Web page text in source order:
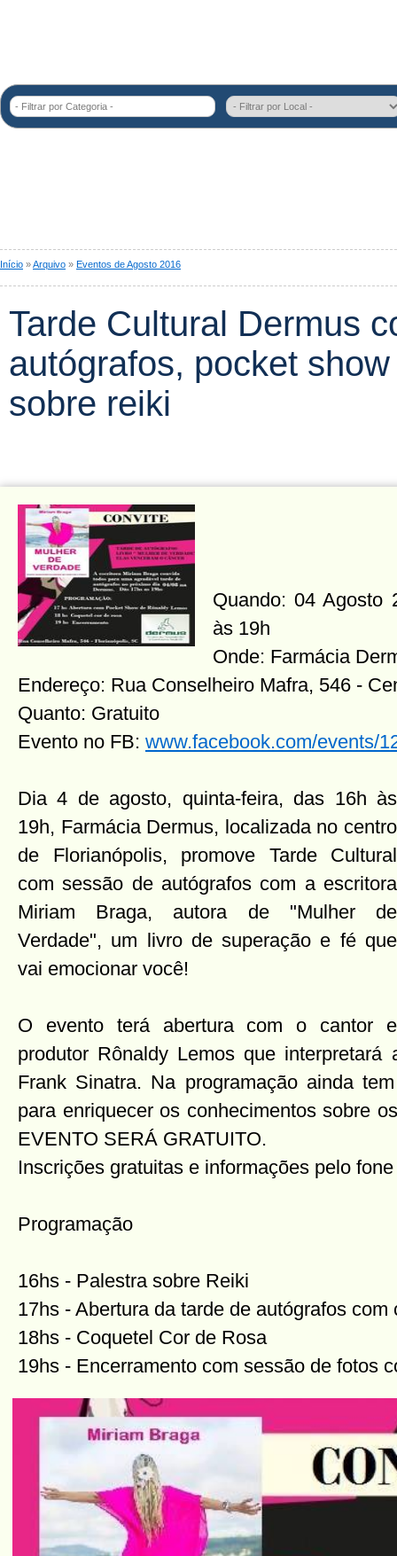
- Filtrar por Categoria -
Início »Arquivo » Eventos de Agosto 2016
Tarde Cultural Dermus
autógrafos, pocket
sobre reiki
Quando: 04 Agosto
às 19h
Onde: Farmácia
Endereço: Rua Conselheiro Mafra, 546 -
Quanto: Gratuito
Evento no FB: www.facebook.com/events/
Dia 4 de agosto, quinta-feira, das 16h às
19h, Farmácia Dermus, localizada no centro
de Florianópolis, promove Tarde Cultural
com sessão de autógrafos com a escritora
Miriam Braga, autora de "Mulher de
Verdade", um livro de superação e fé que
vai emocionar você!
O evento terá abertura com o cantor e
produtor Rônaldy Lemos que
Frank Sinatra. Na programação ainda
para enriquecer os conhecimentos sobre
EVENTO SERÁ GRATUITO.
Inscrições gratuitas e informações pelo
Programação
16hs - Palestra sobre Reiki
17hs - Abertura da tarde de autógrafos
18hs - Coquetel Cor de Rosa
19hs - Encerramento com sessão de fotos